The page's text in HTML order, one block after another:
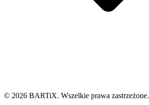
© 2026 BARTiX. Wszelkie prawa zastrzeżone.